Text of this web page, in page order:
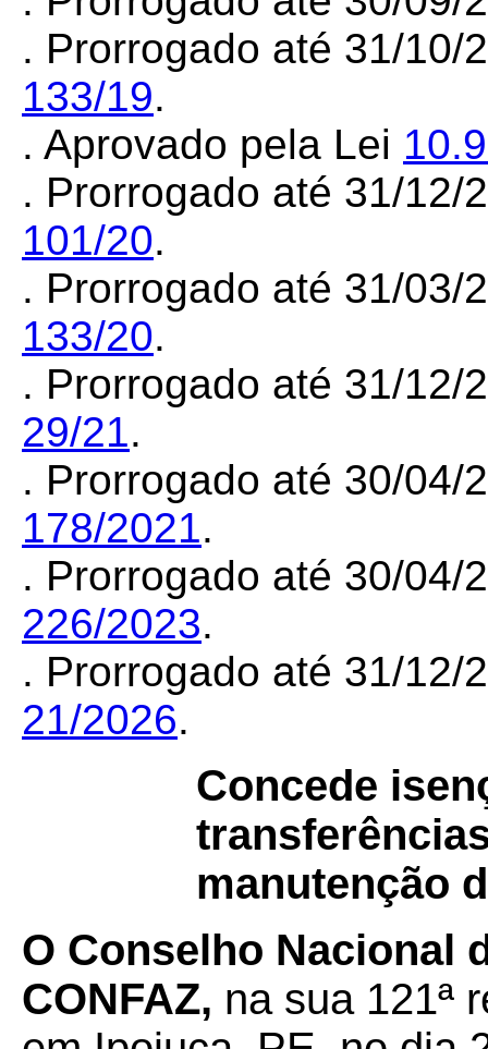
. Prorrogado até 31/10/
133/19.
. Aprovado pela Lei
. Prorrogado até 31/12/
101/20.
. Prorrogado até 31/03/
133/20.
. Prorrogado até 31/12/
29/21.
. Prorrogado até 30/04/
178/2021.
. Prorrogado até 30/04/
226/2023.
. Prorrogado até 31/12/
21/2026.
Concede
manutenção
O Conselho Nacional
CONFAZ, na sua 121ª